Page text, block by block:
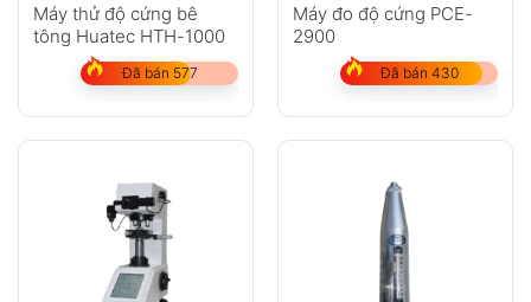
Máy thử độ cứng bê
tông Huatec HTH-1000
Đã bán 577
Máy đo độ cứng PCE-
2900
Đã bán 430